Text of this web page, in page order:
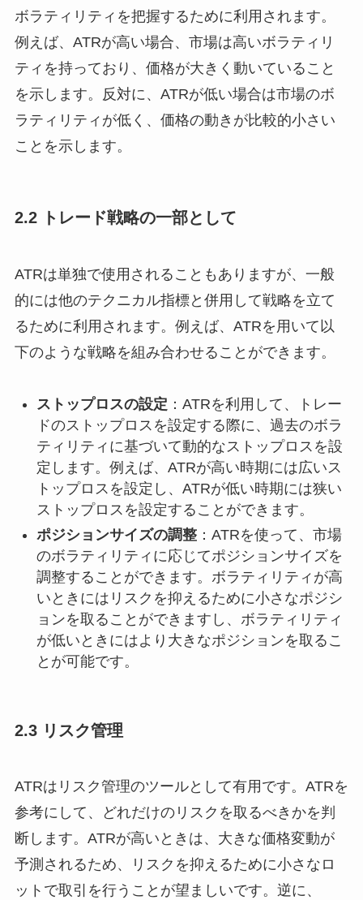
ボラティリティを把握するために利用されます。
例えば、ATRが高い場合、市場は高いボラティリ
ティを持っており、価格が大きく動いていること
を示します。反対に、ATRが低い場合は市場のボ
ラティリティが低く、価格の動きが比較的小さい
ことを示します。
2.2 トレード戦略の一部として
ATRは単独で使用されることもありますが、一般
的には他のテクニカル指標と併用して戦略を立て
るために利用されます。例えば、ATRを用いて以
下のような戦略を組み合わせることができます。
ストップロスの設定 ：ATRを利用して、トレー
ドのストップロスを設定する際に、過去のボラ
ティリティに基づいて動的なストップロスを設
定します。例えば、ATRが高い時期には広いス
トップロスを設定し、ATRが低い時期には狭い
ストップロスを設定することができます。
ポジションサイズの調整：ATRを使って、市場
のボラティリティに応じてポジションサイズを
調整することができます。ボラティリティが高
いときにはリスクを抑えるために小さなポジシ
ョンを取ることができますし、ボラティリティ
が低いときにはより大きなポジションを取るこ
とが可能です。
2.3 リスク管理
ATRはリスク管理のツールとして有用です。ATRを
参考にして、どれだけのリスクを取るべきかを判
断します。ATRが高いときは、大きな価格変動が
予測されるため、リスクを抑えるために小さなロ
ットで取引を行うことが望ましいです。逆に、